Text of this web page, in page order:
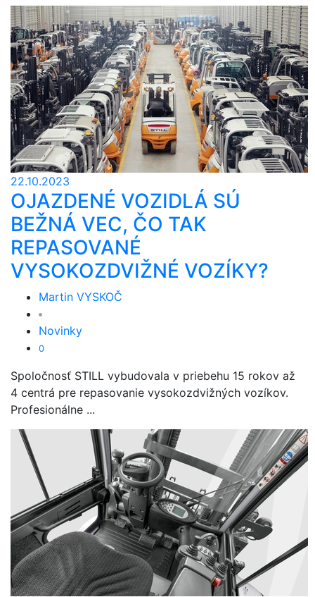
22.10.2023
OJAZDENÉ VOZIDLÁ SÚ
BEŽNÁ VEC, ČO TAK
REPASOVANÉ
VYSOKOZDVIŽNÉ VOZÍKY?
Martin VYSKOČ
Novinky
0
Spoločnosť STILL vybudovala v priebehu 15 rokov až
4 centrá pre repasovanie vysokozdvižných vozíkov.
Profesionálne ...